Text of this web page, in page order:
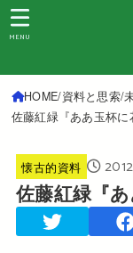
MENU
HOME 資料と思索
佐藤紅緑『ああ玉杯
懐古的資料
佐藤紅緑『